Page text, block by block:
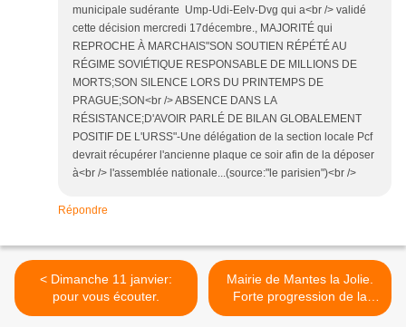
municipale sudérante Ump-Udi-Eelv-Dvg qui a<br /> validé
cette décision mercredi 17décembre., MAJORITÉ qui
REPROCHE À MARCHAIS"SON SOUTIEN RÉPÉTÉ AU
RÉGIME SOVIÉTIQUE RESPONSABLE DE MILLIONS DE
MORTS;SON SILENCE LORS DU PRINTEMPS DE
PRAGUE;SON<br /> ABSENCE DANS LA
RÉSISTANCE;D'AVOIR PARLÉ DE BILAN GLOBALEMENT
POSITIF DE L'URSS"-Une délégation de la section locale Pcf
devrait récupérer l'ancienne plaque ce soir afin de la déposer
à<br /> l'assemblée nationale...(source:"le parisien")<br />
Répondre
< Dimanche 11 janvier:
pour vous écouter.
Mairie de Mantes la Jolie.
Forte progression de la
CGT >